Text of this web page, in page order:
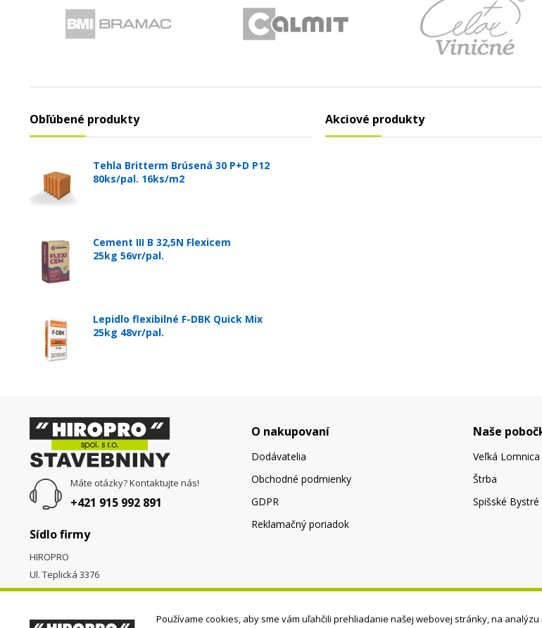
Obľúbené produkty
Tehla Britterm Brúsená 30 P+D P12
80ks/pal. 16ks/m2
Cement III B 32,5N Flexicem
25kg 56vr/pal.
Lepidlo flexibilné F-DBK Quick Mix
25kg 48vr/pal.
Akciové produkty
Máte otázky? Kontaktujte nás!
+421 915 992 891
Sídlo firmy
HIROPRO
Ul. Teplická 3376
058 01Poprad
O nakupovaní
Dodávatelia
Obchodné podmienky
GDPR
Reklamačný poriadok
Naše
Veľká Lomnica
Štrba
Spišské Bystré
Používame cookies, aby sme vám uľahčili prehliadanie našej webovej stránky, na